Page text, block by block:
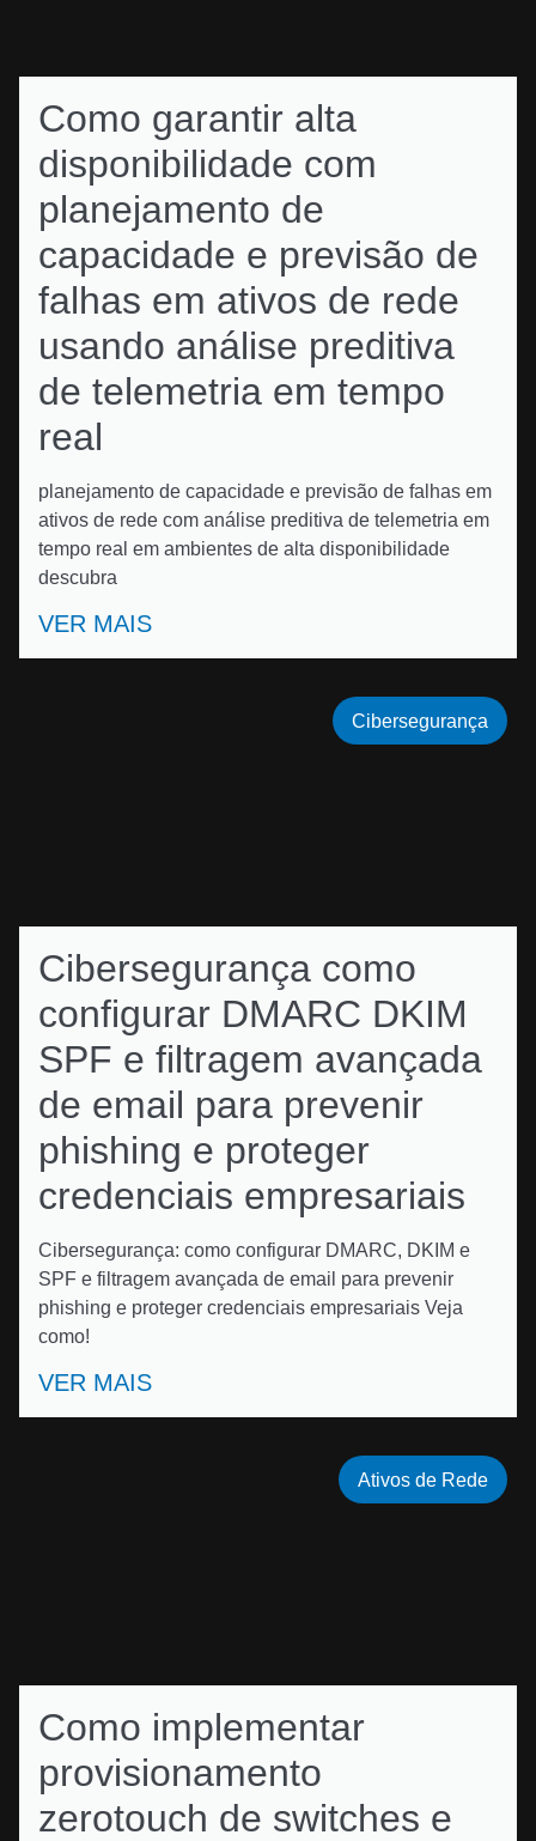
Como garantir alta
disponibilidade com
planejamento de
capacidade e previsão de
falhas em ativos de rede
usando análise preditiva
de telemetria em tempo
real
planejamento de capacidade e previsão de falhas em
ativos de rede com análise preditiva de telemetria em
tempo real em ambientes de alta disponibilidade
descubra
VER MAIS
Cibersegurança como
configurar DMARC DKIM
SPF e filtragem avançada
de email para prevenir
phishing e proteger
credenciais empresariais
Cibersegurança: como configurar DMARC, DKIM e
SPF e filtragem avançada de email para prevenir
phishing e proteger credenciais empresariais Veja
como!
VER MAIS
Cibersegurança
Como implementar
provisionamento
zerotouch de switches e
Ativos de Rede